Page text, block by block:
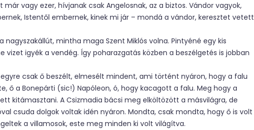
vagy ezer, hívjanak csak Angelosnak, az a biztos. Vándor vagyok,
Istentől embernek, kinek mi jár – mondá a vándor, keresztet vetett
mintha maga Szent Miklós volna. Pintyéné egy kis
igyék a vendég. Így poharazgatás közben a beszélgetés is jobban
csak ő beszélt, elmesélt mindent, ami történt nyáron, hogy a falu
ő a Bonepárti (sic!) Napóleon, ó, hogy kacagott a falu. Meg hogy a
kitámasztani. A Csizmadia bácsi meg elköltözött a másvilágra, de
csuda dolgok voltak idén nyáron. Mondta, csak mondta, hogy ő is volt
a villamosok, este meg minden ki volt világítva.